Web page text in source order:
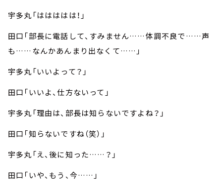
宇多丸「ははははは！」
田口「部長に電話して、すみません……体調不良で……声
も……なんかあんまり出なくて……」
宇多丸「いいよって？」
田口「いいよ、仕方ないって」
宇多丸「理由は、部長は知らないですよね？」
田口「知らないですね（笑）」
宇多丸「え、後に知った……？」
田口「いや、もう、今……」